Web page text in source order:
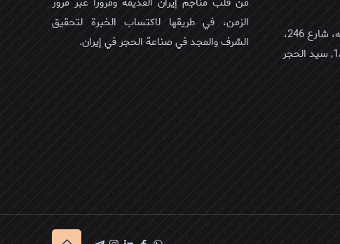
عمان، مسقط، العذیبه الشمالیه، شارع 246،
مجمع 248، رقم المبني 431/أ/1, سید الحجر
الزمن، في طريقها لاكتساب الخبرة لتحقيق
الشرف والمجد في صناعة الحجر في إيران.